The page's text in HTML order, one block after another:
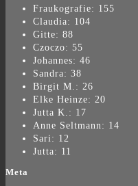
Fraukografie: 155
Claudia: 104
Gitte: 88
Czoczo: 55
Johannes: 46
Sandra: 38
Birgit M.: 26
Elke Heinze: 20
Jutta K.: 17
Anne Seltmann: 14
Sari: 12
Jutta: 11
Meta